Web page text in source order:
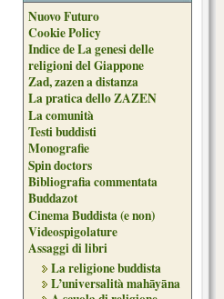
Nuovo Futuro
Cookie Policy
Indice de La genesi delle
religioni del Giappone
Zad, zazen a distanza
La pratica dello ZAZEN
La comunità
Testi buddisti
Monografie
Spin doctors
Bibliografia commentata
Buddazot
Cinema Buddista (e non)
Videospigolature
Assaggi di libri
La religione buddista
L’universalità mahāyāna